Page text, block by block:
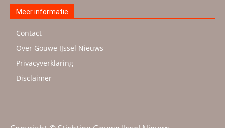
Meer informatie
Contact
Over Gouwe IJssel Nieuws
Privacyverklaring
Disclaimer